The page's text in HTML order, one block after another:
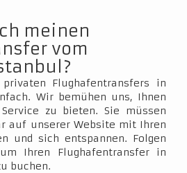
meinen
vom
Flughafentransfers in
Wir bemühen uns, Ihnen
zu bieten. Sie müssen
auf unserer Website mit Ihren
und sich entspannen. Folgen
Ihren Flughafentransfer in
buchen.